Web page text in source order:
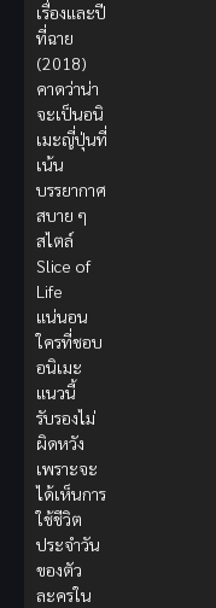
เรื่องและปี
ที่ฉาย
(2018)
คาดว่าน่า
จะเป็นอนิ
เมะญี่ปุ่นที่
เน้น
บรรยากาศ
สบาย ๆ
สไตล์
Slice of
Life
แน่นอน
ใครที่ชอบ
อนิเมะ
แนวนี้
รับรองไม่
ผิดหวัง
เพราะจะ
ได้เห็นการ
ใช้ชีวิต
ประจำวัน
ของตัว
ละครใน